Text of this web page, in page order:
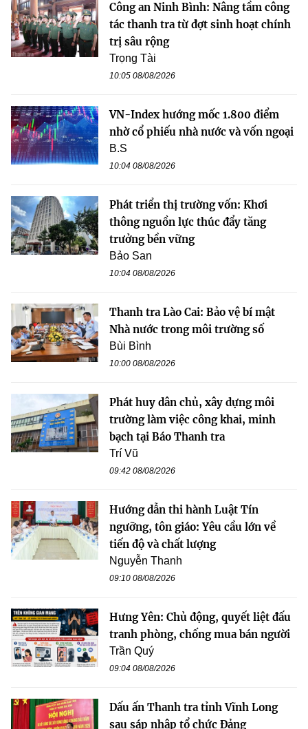
Công an Ninh Bình: Nâng tầm công
tác thanh tra từ đợt sinh hoạt chính
trị sâu rộng
Trọng Tài
10:05 08/08/2026
VN-Index hướng mốc 1.800 điểm
nhờ cổ phiếu nhà nước và vốn ngoại
B.S
10:04 08/08/2026
Phát triển thị trường vốn: Khơi
thông nguồn lực thúc đẩy tăng
trưởng bền vững
Bảo San
10:04 08/08/2026
Thanh tra Lào Cai: Bảo vệ bí mật
Nhà nước trong môi trường số
Bùi Bình
10:00 08/08/2026
Phát huy dân chủ, xây dựng môi
trường làm việc công khai, minh
bạch tại Báo Thanh tra
Trí Vũ
09:42 08/08/2026
Hướng dẫn thi hành Luật Tín
ngưỡng, tôn giáo: Yêu cầu lớn về
tiến độ và chất lượng
Nguyễn Thanh
09:10 08/08/2026
Hưng Yên: Chủ động, quyết liệt đấu
tranh phòng, chống mua bán người
Trần Quý
09:04 08/08/2026
Dấu ấn Thanh tra tỉnh Vĩnh Long
sau sáp nhập tổ chức Đảng